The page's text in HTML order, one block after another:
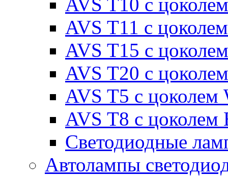
AVS T11 с
AVS T15 с
AVS T20 с
AVS T5 с цоколем
AVS T8 с цоколем
Светодиодные
Автолампы